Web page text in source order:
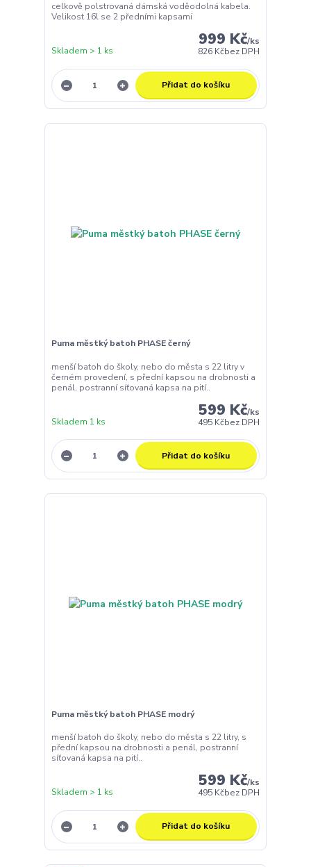
celkově polstrovaná dámská voděodolná kabela.
Velikost 16l se 2 předními kapsami
999 Kč/ks
826 Kčbez DPH
Skladem > 1 ks
Přidat do košíku
Puma městký batoh PHASE černý
menší batoh do školy, nebo do města s 22 litry v
černém provedení, s přední kapsou na drobnosti a
penál, postranní síťovaná kapsa na pití..
599 Kč/ks
495 Kčbez DPH
Skladem 1 ks
Přidat do košíku
Puma městký batoh PHASE modrý
menší batoh do školy, nebo do města s 22 litry, s
přední kapsou na drobnosti a penál, postranní
síťovaná kapsa na pití..
599 Kč/ks
495 Kčbez DPH
Skladem > 1 ks
Přidat do košíku